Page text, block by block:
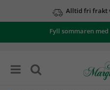
Alltid fri frakt
Fyll sommaren